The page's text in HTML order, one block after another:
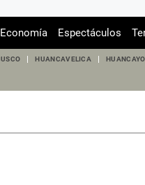
Economía Espectáculos
HUANCAVELICA HUANCAYO